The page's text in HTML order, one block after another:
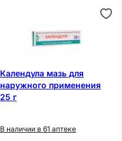
Календула мазь для
наружного применения
25 г
В наличии в 61 аптеке